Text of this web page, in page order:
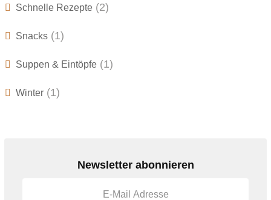
Schnelle Rezepte (2)
Snacks (1)
Suppen & Eintöpfe (1)
Winter (1)
Newsletter abonnieren